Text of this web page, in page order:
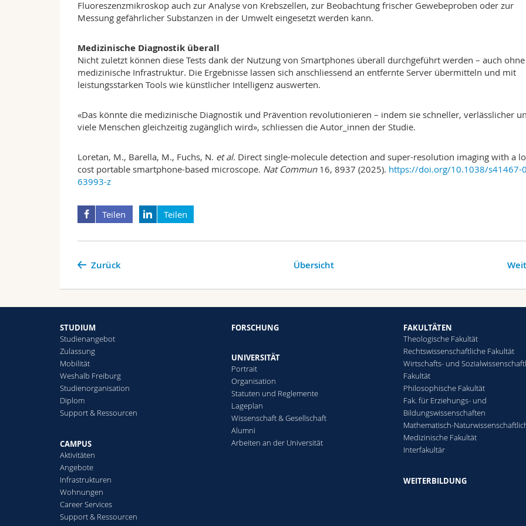
Fluoreszenzmikroskop auch zur Analyse von Krebszellen, zur Beobachtung frischer Gewebeproben oder zur
Messung gefährlicher Substanzen in der Umwelt eingesetzt werden kann.
Medizinische Diagnostik überall
Nicht zuletzt können diese Tests dank der Nutzung von Smartphones überall durchgeführt werden – auch ohne
medizinische Infrastruktur. Die Ergebnisse lassen sich anschliessend an entfernte Server übermitteln und mit
leistungsstarken Tools wie künstlicher Intelligenz auswerten.
«Das könnte die medizinische Diagnostik und Prävention revolutionieren – indem sie schneller, verlässlicher
viele Menschen gleichzeitig zugänglich wird», schliessen die Autor_innen der Studie.
Loretan, M., Barella, M., Fuchs, N. et al. Direct single-molecule detection and super-resolution imaging with a
cost portable smartphone-based microscope. Nat Commun16, 8937 (2025). https://doi.org/10.1038/s41467-
63993-z
Teilen Teilen
Zurück Übersicht
STUDIUM
Studienangebot
Zulassung
Mobilität
Weshalb Freiburg
Studienorganisation
Diplom
Support & Ressourcen
CAMPUS
Aktivitäten
Angebote
Infrastrukturen
Wohnungen
Career Services
Support & Ressourcen
FORSCHUNG
UNIVERSITÄT
Portrait
Organisation
Statuten und Reglemente
Lageplan
Wissenschaft & Gesellschaft
Alumni
Arbeiten an der Universität
FAKULTÄTEN
Theologische Fakultät
Rechtswissenschaftliche Fakultät
Wirtschafts- und
Fakultät
Philosophische Fakultät
Fak. für Erziehungs- und
Bildungswissenschaften
Mathematisch-
Medizinische Fakultät
Interfakultär
WEITERBILDUNG